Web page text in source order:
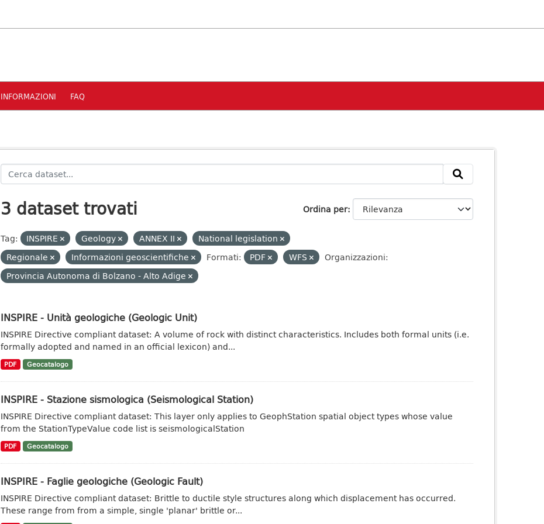
INFORMAZIONI FAQ
Ordina per
3 dataset trovati
Tag: INSPIRE Geology ANNEX II
National legislation
Regionale
Informazioni geoscientifiche Formati: PDF WFS
Organizzazioni:
Provincia Autonoma di Bolzano - Alto Adige
INSPIRE - Unità geologiche (Geologic Unit)
INSPIRE Directive compliant dataset: A volume of rock with distinct characteristics. Includes both formal units (i.e.
formally adopted and named in an official lexicon) and...
PDF Geocatalogo
INSPIRE - Stazione sismologica (Seismological Station)
INSPIRE Directive compliant dataset: This layer only applies to GeophStation spatial object types whose value
from the StationTypeValue code list is seismologicalStation
PDF Geocatalogo
INSPIRE - Faglie geologiche (Geologic Fault)
INSPIRE Directive compliant dataset: Brittle to ductile style structures along which displacement has occurred.
These range from from a simple, single 'planar' brittle or...